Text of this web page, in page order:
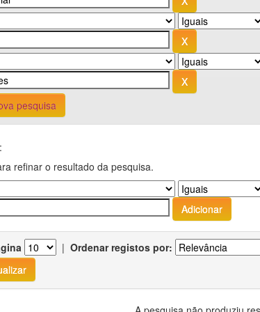
pesquisa
refinar o resultado da pesquisa.
| Ordenar registos por: